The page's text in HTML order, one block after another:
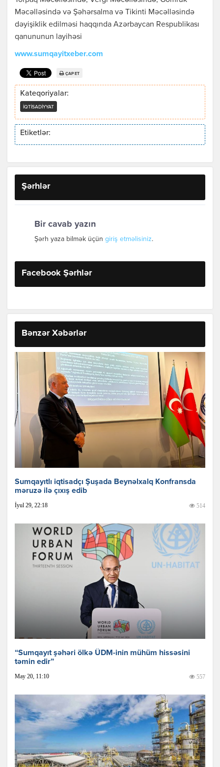
Məcəlləsində və Şəhərsalma və Tikinti Məcəlləsində
dəyişiklik edilməsi haqqında Azərbaycan Respublikası
qanununun layihəsi
www.sumqayitxeber.com
ÇAP ET
Kateqoriyalar:
İQTISADIYYAT
Etiketlər:
Şərhlər
Bir cavab yazın
Şərh yaza bilmək üçün giriş etməlisiniz.
Facebook Şərhlər
Bənzər Xəbərlər
Sumqayıtlı iqtisadçı Şuşada Beynəlxalq Konfransda
məruzə ilə çıxış edib
İyul 29, 22:18 514
“Sumqayıt şəhəri ölkə ÜDM-inin mühüm hissəsini
təmin edir”
May 20, 11:10 557